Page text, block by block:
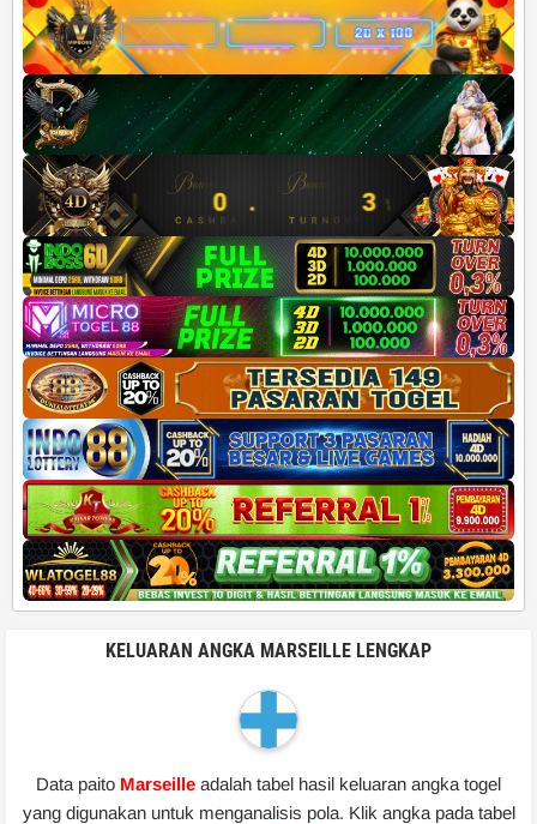
KELUARAN ANGKA MARSEILLE LENGKAP
Data paito Marseille adalah tabel hasil keluaran angka togel
yang digunakan untuk menganalisis pola. Klik angka pada tabel